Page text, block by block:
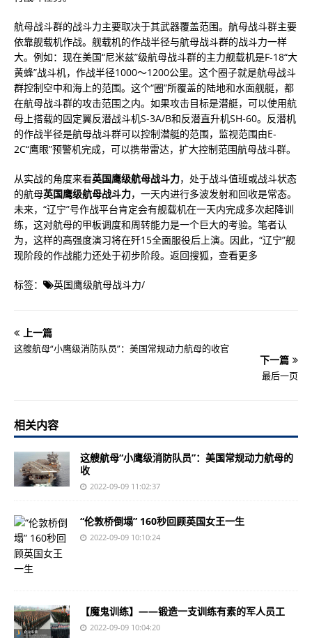
航母战斗群的战斗力主要取决于其武器覆盖范围。航母战斗群主要
依靠舰载机作战。舰载机的作战半径与航母战斗群的战斗力一样
大。例如：现在美国“尼米兹”级航母战斗群的主力舰载机是F-18“大
黄蜂”战斗机，作战半径1000～1200公里。这个圈子就是航母战斗
群控制空中和海上的范围。这个“圈”所覆盖的陆地和水面舰艇，都
在航母战斗群的攻击范围之内。如果攻击目标是潜艇，可以使用航
母上搭载的固定翼反潜战斗机S-3A/B和反潜直升机SH-60。反潜机
的作战半径是航母战斗群可以控制潜艇的范围，监视范围由E-
2C“鹰眼”预警机完成，可以携带雷达，扩大控制范围航母战斗群。
从实战的角度来看英国鹰级航母战斗力，处于战斗值班或战斗状态
的航母英国鹰级航母战斗力，一天内进行多波发射和回收是常态。
未来，“辽宁”号作战平台肯定会有舰载机在一天内完成多次起降训
练，这对航母的甲板调度和周转能力是一个巨大的考验。笔者认
为，这样的高强度演习将在歼15全面服役后上演。因此，“辽宁”舰
现阶段的作战能力还处于初步阶段。返回搜狐，查看更多
标签： 英国鹰级航母战斗力/
上一篇
这艘航母“小鹰级消防队员”：美国常规动力航母的收官
下一篇
最后一页
相关内容
这艘航母“小鹰级消防队员”：美国常规动力航母的
收
2022-09-09 11:02:37
“伦敦桥倒塌” 160秒回顾英国女王一生
2022-09-09 10:10:24
【魔鬼训练】——锻造一支训练有素的军人员工
2022-09-09 10:04:20